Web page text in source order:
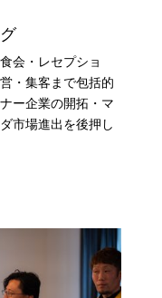
会・レセプショ
・集客まで包括的
ー企業の開拓・マ
市場進出を後押し